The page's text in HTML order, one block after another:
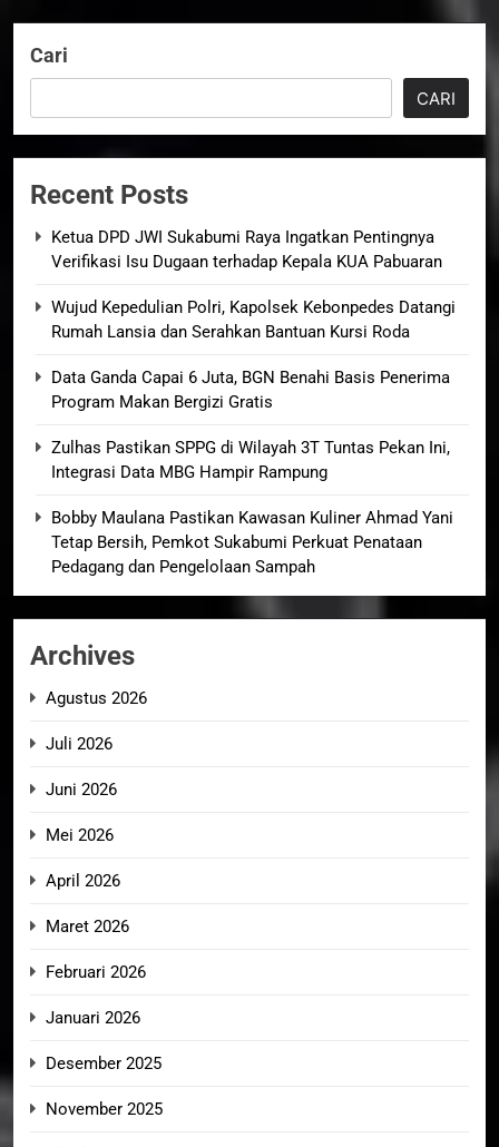
Cari
CARI
Recent Posts
Ketua DPD JWI Sukabumi Raya Ingatkan Pentingnya
Verifikasi Isu Dugaan terhadap Kepala KUA Pabuaran
Wujud Kepedulian Polri, Kapolsek Kebonpedes Datangi
Rumah Lansia dan Serahkan Bantuan Kursi Roda
Data Ganda Capai 6 Juta, BGN Benahi Basis Penerima
Program Makan Bergizi Gratis
Zulhas Pastikan SPPG di Wilayah 3T Tuntas Pekan Ini,
Integrasi Data MBG Hampir Rampung
Bobby Maulana Pastikan Kawasan Kuliner Ahmad Yani
Tetap Bersih, Pemkot Sukabumi Perkuat Penataan
Pedagang dan Pengelolaan Sampah
Archives
Agustus 2026
Juli 2026
Juni 2026
Mei 2026
April 2026
Maret 2026
Februari 2026
Januari 2026
Desember 2025
November 2025